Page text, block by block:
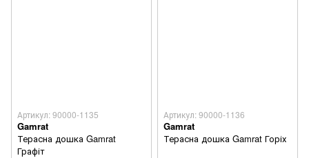
Артикул: 90000-1135
Gamrat
Терасна дошка Gamrat
Графіт
Артикул: 90000-1136
Gamrat
Терасна дошка Gamrat Горіх